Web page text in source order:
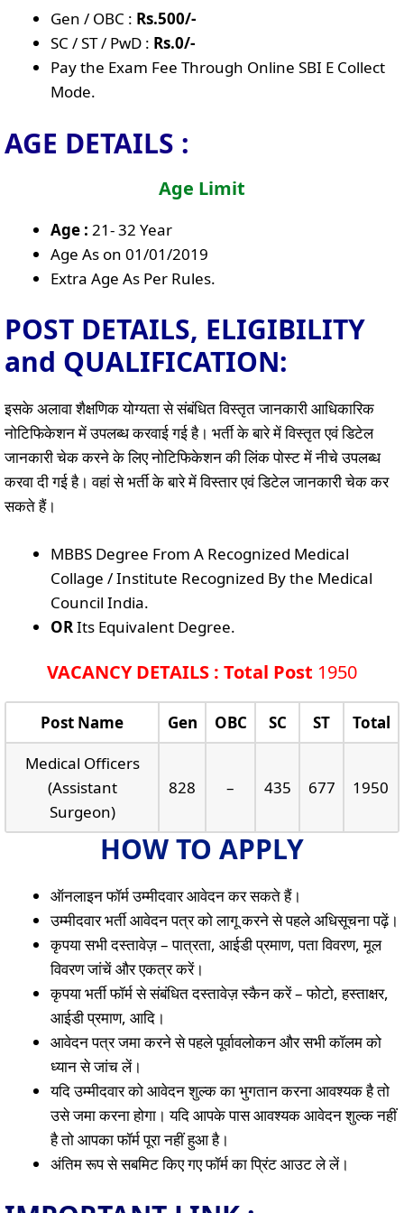
Gen / OBC : Rs.500/-
SC / ST / PwD : Rs.0/-
Pay the Exam Fee Through Online SBI E Collect
Mode.
AGE DETAILS :
Age Limit
Age : 21- 32 Year
Age As on 01/01/2019
Extra Age As Per Rules.
POST DETAILS, ELIGIBILITY
and QUALIFICATION:
इसके अलावा शैक्षणिक योग्यता से संबंधित विस्तृत जानकारी आधिकारिक
नोटिफिकेशन में उपलब्ध करवाई गई है। भर्ती के बारे में विस्तृत एवं डिटेल
जानकारी चेक करने के लिए नोटिफिकेशन की लिंक पोस्ट में नीचे उपलब्ध
करवा दी गई है। वहां से भर्ती के बारे में विस्तार एवं डिटेल जानकारी चेक कर
सकते हैं।
MBBS Degree From A Recognized Medical
Collage / Institute Recognized By the Medical
Council India.
ORIts Equivalent Degree.
VACANCY DETAILS : Total Post 1950
Post Name Gen OBC SC ST
Total
Medical Officers
(Assistant
Surgeon)
828 – 435 677 1950
HOW TO APPLY
ऑनलाइन फॉर्म उम्मीदवार आवेदन कर सकते हैं।
उम्मीदवार भर्ती आवेदन पत्र को लागू करने से पहले अधिसूचना पढ़ें।
कृपया सभी दस्तावेज़ – पात्रता, आईडी प्रमाण, पता विवरण, मूल
विवरण जांचें और एकत्र करें।
कृपया भर्ती फॉर्म से संबंधित दस्तावेज़ स्कैन करें – फोटो, हस्ताक्षर,
आईडी प्रमाण, आदि।
आवेदन पत्र जमा करने से पहले पूर्वावलोकन और सभी कॉलम को
ध्यान से जांच लें।
यदि उम्मीदवार को आवेदन शुल्क का भुगतान करना आवश्यक है तो
उसे जमा करना होगा। यदि आपके पास आवश्यक आवेदन शुल्क नहीं
है तो आपका फॉर्म पूरा नहीं हुआ है।
अंतिम रूप से सबमिट किए गए फॉर्म का प्रिंट आउट ले लें।